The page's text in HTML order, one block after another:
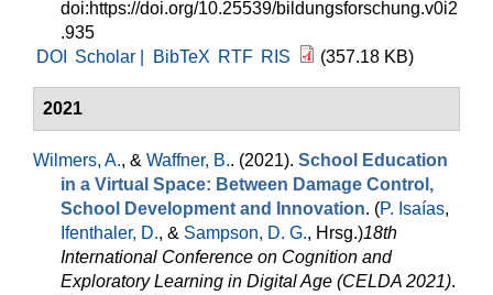
doi:https://doi.org/10.25539/bildungsforschung.v0i2
.935
DOI
Scholar | BibTeX RTF RIS (357.18 KB)
2021
Wilmers, A., & Waffner, B.. (2021). School Education
in a Virtual Space: Between Damage Control,
School Development and Innovation. (P. Isaías,
Ifenthaler, D., & Sampson, D. G., Hrsg.)18th
International Conference on Cognition and
Exploratory Learning in Digital Age (CELDA 2021).